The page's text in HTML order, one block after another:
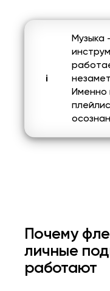
Музыка
Именно
Почему
личные
работают